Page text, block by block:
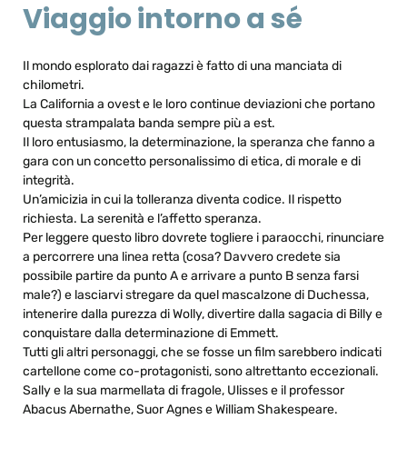
Viaggio intorno a sé
Il mondo esplorato dai ragazzi è fatto di una manciata di
chilometri.
La California a ovest e le loro continue deviazioni che portano
questa strampalata banda sempre più a est.
Il loro entusiasmo, la determinazione, la speranza che fanno a
gara con un concetto personalissimo di etica, di morale e di
integrità.
Un’amicizia in cui la tolleranza diventa codice. Il rispetto
richiesta. La serenità e l’affetto speranza.
Per leggere questo libro dovrete togliere i paraocchi, rinunciare
a percorrere una linea retta (cosa? Davvero credete sia
possibile partire da punto A e arrivare a punto B senza farsi
male?) e lasciarvi stregare da quel mascalzone di Duchessa,
intenerire dalla purezza di Wolly, divertire dalla sagacia di Billy e
conquistare dalla determinazione di Emmett.
Tutti gli altri personaggi, che se fosse un film sarebbero indicati
cartellone come co-protagonisti, sono altrettanto eccezionali.
Sally e la sua marmellata di fragole, Ulisses e il professor
Abacus Abernathe, Suor Agnes e William Shakespeare.